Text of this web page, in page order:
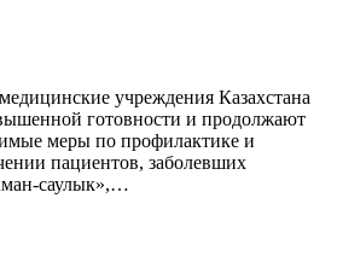
учреждения Казахстана
готовности и продолжают
меры по профилактике и
пациентов, заболевших
саулык»,…